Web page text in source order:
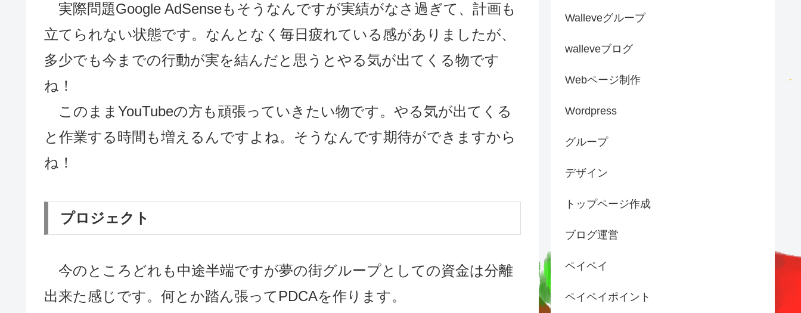
実際問題Google AdSenseもそうなんですが実績がなさ過ぎて、計画も
立てられない状態です。なんとなく毎日疲れている感がありましたが、
多少でも今までの行動が実を結んだと思うとやる気が出てくる物です
ね！
このままYouTubeの方も頑張っていきたい物です。やる気が出てくる
と作業する時間も増えるんですよね。そうなんです期待ができますから
ね！
プロジェクト
今のところどれも中途半端ですが夢の街グループとしての資金は分離
出来た感じです。何とか踏ん張ってPDCAを作ります。
Walleveグループ
walleveブログ
Webページ制作
Wordpress
グループ
デザイン
トップページ作成
ブログ運営
ペイペイ
ペイペイポイント